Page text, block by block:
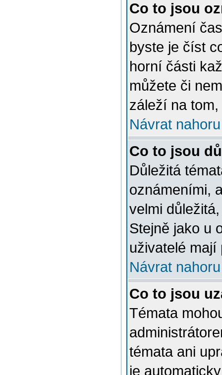
Co to jsou
Oznámení
byste je číst
horní části
můžete či
záleží na
Návrat nahoru
Co to jsou
Důležitá
oznámeními,
velmi
Stejně jako u
uživatelé mají
Návrat nahoru
Co to jsou
Témata
témata ani
je